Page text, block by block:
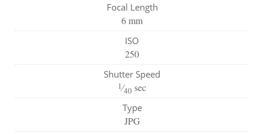
Focal Length
6 mm
ISO
250
Shutter Speed
1⁄40 sec
Type
JPG